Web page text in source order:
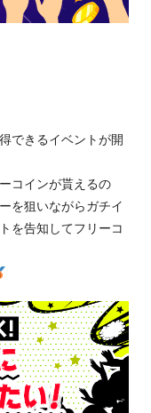
できるイベントが開
コインが貰えるの
を狙いながらガチイ
を告知してフリーコ